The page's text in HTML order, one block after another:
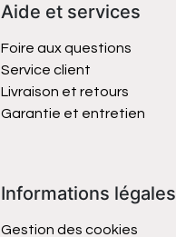
Aide et services
Foire aux questions
Service client
Livraison et retours
Garantie et entretien
Informations légales
Gestion des cookies